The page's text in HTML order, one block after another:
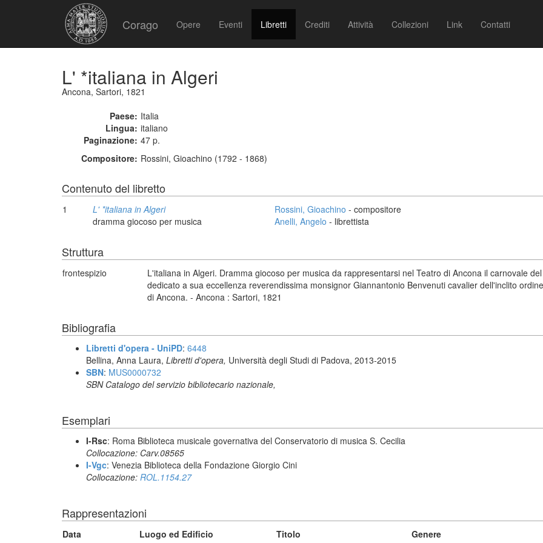
Corago Opere Eventi Libretti Crediti Attività Collezioni Link Contatti
L' *italiana in Algeri
Ancona, Sartori, 1821
Paese: Italia
Lingua: italiano
Paginazione: 47 p.
Compositore: Rossini, Gioachino (1792 - 1868)
Contenuto del libretto
1
L' *italiana in Algeri
dramma giocoso per musica
Rossini, Gioachino - compositore
Anelli, Angelo - librettista
Struttura
frontespizio
L'italiana in Algeri. Dramma giocoso per musica da rappresentarsi nel Teatro di Ancona il carnovale
dedicato a sua eccellenza reverendissima monsignor Giannantonio Benvenuti cavalier dell'inclito
di Ancona. - Ancona : Sartori, 1821
Bibliografia
Libretti d'opera - UniPD: 6448
Bellina, Anna Laura, Libretti d'opera, Università degli Studi di Padova, 2013-2015
SBN: MUS0000732
SBN Catalogo del servizio bibliotecario nazionale,
Esemplari
I-Rsc: Roma Biblioteca musicale governativa del Conservatorio di musica S. Cecilia
Collocazione: Carv.08565
I-Vgc: Venezia Biblioteca della Fondazione Giorgio Cini
Collocazione: ROL.1154.27
Rappresentazioni
Data Luogo ed Edificio Titolo Genere